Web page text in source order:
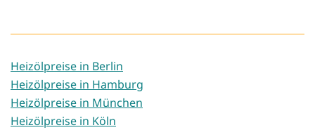
Heizölpreise in Berlin
Heizölpreise in Hamburg
Heizölpreise in München
Heizölpreise in Köln